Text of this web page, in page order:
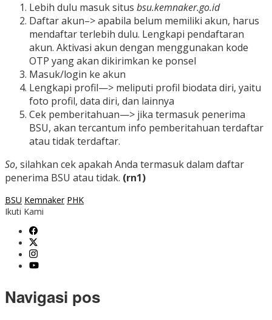
Lebih dulu masuk situs bsu.kemnaker.go.id
Daftar akun–> apabila belum memiliki akun, harus
mendaftar terlebih dulu. Lengkapi pendaftaran
akun. Aktivasi akun dengan menggunakan kode
OTP yang akan dikirimkan ke ponsel
Masuk/login ke akun
Lengkapi profil—> meliputi profil biodata diri, yaitu
foto profil, data diri, dan lainnya
Cek pemberitahuan—> jika termasuk penerima
BSU, akan tercantum info pemberitahuan terdaftar
atau tidak terdaftar.
So, silahkan cek apakah Anda termasuk dalam daftar
penerima BSU atau tidak. (rn1)
BSU Kemnaker PHK
Ikuti Kami
Navigasi pos